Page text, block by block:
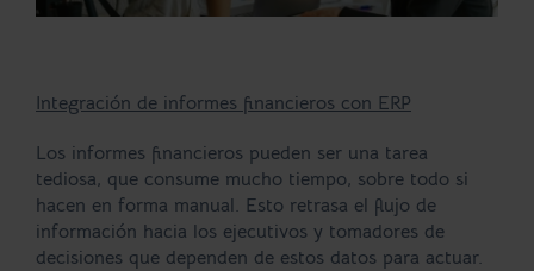
Integración de informes financieros con ERP
Los informes financieros pueden ser una tarea
tediosa, que consume mucho tiempo, sobre todo si
hacen en forma manual. Esto retrasa el flujo de
información hacia los ejecutivos y tomadores de
decisiones que dependen de estos datos para actuar.